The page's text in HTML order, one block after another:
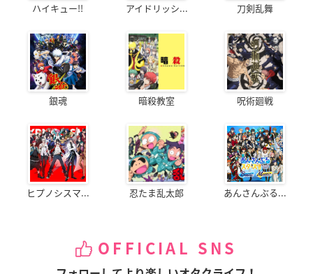
ハイキュー!! アイドリッシ... 刀剣乱舞
銀魂 暗殺教室 呪術廻戦
ヒプノシスマ... 忍たま乱太郎 あんさんぶる...
OFFICIAL SNS